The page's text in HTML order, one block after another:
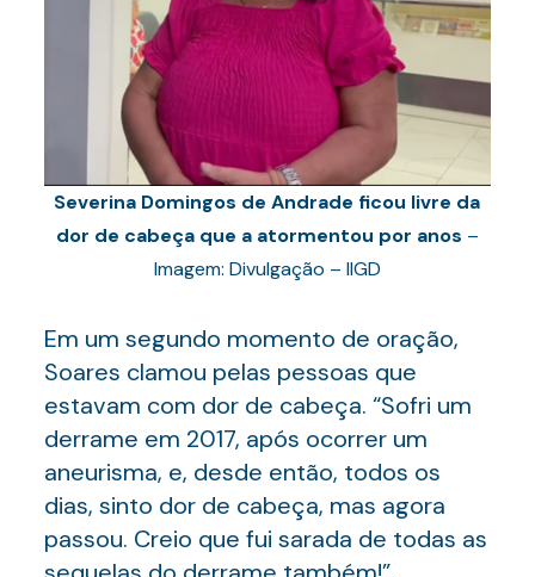
Severina Domingos de Andrade ficou livre da
dor de cabeça que a atormentou por anos –
Imagem: Divulgação – IIGD
Em um segundo momento de oração,
Soares clamou pelas pessoas que
estavam com dor de cabeça. “Sofri um
derrame em 2017, após ocorrer um
aneurisma, e, desde então, todos os
dias, sinto dor de cabeça, mas agora
passou. Creio que fui sarada de todas as